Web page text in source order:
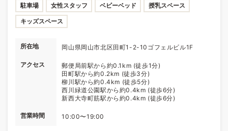
駐車場 女性スタッフ ベビーベッド 授乳スペース
キッズスペース
所在地 岡山県岡山市北区田町1-2-10ゴフェルビル1F
アクセス
郵便局前駅から約0.1km (徒歩1分)
田町駅から約0.2km (徒歩3分)
柳川駅から約0.4km (徒歩5分)
西川緑道公園駅から約0.4km (徒歩6分)
新西大寺町筋駅から約0.4km (徒歩6分)
営業時間 10:00〜19:00